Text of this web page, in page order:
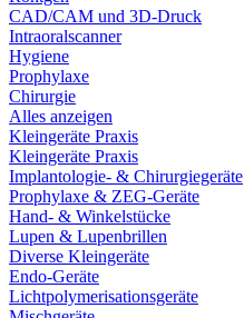
CAD/CAM und 3D-Druck
Intraoralscanner
Hygiene
Prophylaxe
Chirurgie
Alles anzeigen
Kleingeräte Praxis
Kleingeräte Praxis
Implantologie- & Chirurgiegeräte
Prophylaxe & ZEG-Geräte
Hand- & Winkelstücke
Lupen & Lupenbrillen
Diverse Kleingeräte
Endo-Geräte
Lichtpolymerisationsgeräte